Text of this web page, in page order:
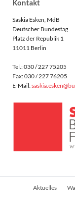
Kontakt
Saskia Esken, MdB
Deutscher Bundestag
Platz der Republik 1
11011 Berlin
Tel.: 030 / 227 75205
Fax: 030 / 227 76205
E-Mail:
Navigation
Aktuelles